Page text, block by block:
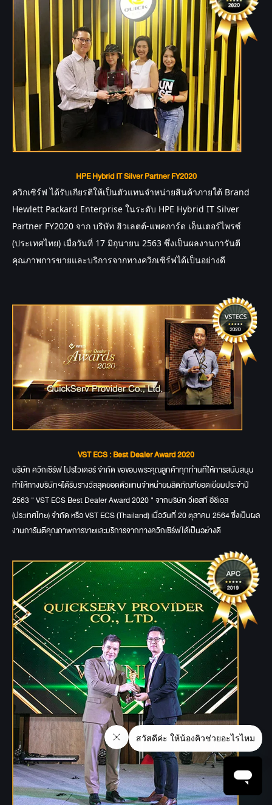
HPE Hybrid IT Silver Partner FY2020
ควิกเซิร์ฟ ได้รับเกียรติให้เป็นตัวแทนจำหน่ายสินค้าภายใต้ Brand
Hewlett Packard Enterprise ในระดับ HPE Hybrid IT Silver
Partner FY2020 จาก บริษัท ฮิวเลตต์-แพคการ์ด เอ็นเตอร์ไพรซ์
(ประเทศไทย) เมื่อวันที่ 17 มิถุนายน 2563 ซึ่งเป็นผลงานการันตี
คุณภาพการขายและบริการจากทางควิกเซิร์ฟได้เป็นอย่างดี
VST ECS : Best Dealer Award 2020
บริษัท ควิกเซิร์ฟ โปรไวเดอร์ จำกัด ขอขอบพระคุณลูกค้าทุกท่านที่ให้การสนับสนุน
ทำให้ทางบริษัทฯได้รับรางวัลสุดยอดตัวแทนจำหน่ายผลิตภัณฑ์ยอดเยี่ยมประจำปี
2563 " VST ECS Best Dealer Award 2020 " จากบริษัท วีเอสที อีซีเอส
(ประเทศไทย) จำกัด หรือ VST ECS (Thailand) เมื่อวันที่ 20 ตุลาคม 2564 ซึ่งเป็นผล
งานการันตีคุณภาพการขายและบริการจากทางควิกเซิร์ฟได้เป็นอย่างดี